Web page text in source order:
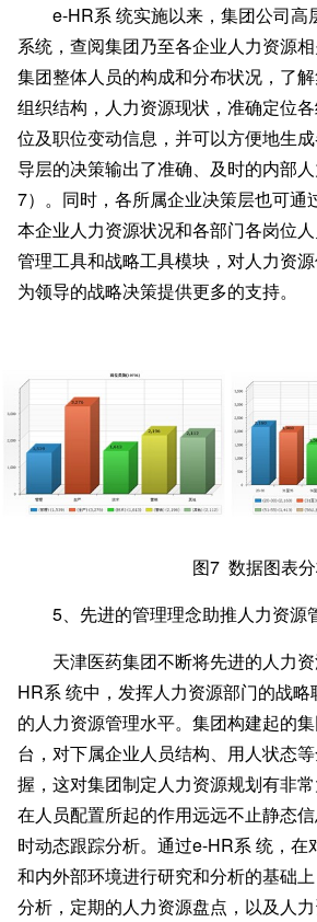
e-HR系 统实施以来，集团公司高
系统，查阅集团乃至各企业人力资源
集团整体人员的构成和分布状况，了
组织结构，人力资源现状，准确定位
位及职位变动信息，并可以方便地生
导层的决策输出了准确、及时的内部
7）。同时，各所属企业决策层也可通
本企业人力资源状况和各部门各岗位
管理工具和战略工具模块，对人力资
为领导的战略决策提供更多的支持。
图7 数据图表
5、先进的管理理念助推人力资源
天津医药集团不断将先进的人力
HR系 统中，发挥人力资源部门的战
的人力资源管理水平。集团构建起的
台，对下属企业人员结构、用人状态
握，这对集团制定人力资源规划有非
在人员配置所起的作用远远不止静态
时动态跟踪分析。通过e-HR系 统，在
和内外部环境进行研究和分析的基础
分析，定期的人力资源盘点，以及人